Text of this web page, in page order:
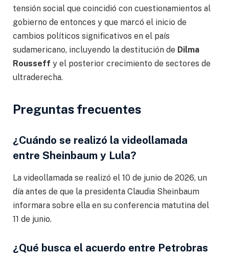
tensión social que coincidió con cuestionamientos al
gobierno de entonces y que marcó el inicio de
cambios políticos significativos en el país
sudamericano, incluyendo la destitución de Dilma
Rousseff y el posterior crecimiento de sectores de
ultraderecha.
Preguntas frecuentes
¿Cuándo se realizó la videollamada
entre Sheinbaum y Lula?
La videollamada se realizó el 10 de junio de 2026, un
día antes de que la presidenta Claudia Sheinbaum
informara sobre ella en su conferencia matutina del
11 de junio.
¿Qué busca el acuerdo entre Petrobras